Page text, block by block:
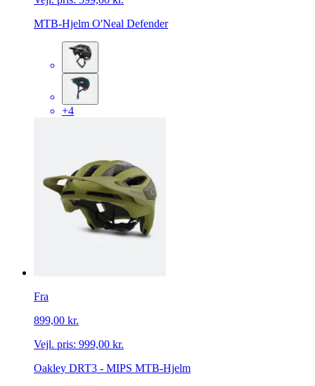
MTB-Hjelm O'Neal Defender
+4
Fra
899,00 kr.
Vejl. pris: 999,00 kr.
Oakley DRT3 - MIPS MTB-Hjelm